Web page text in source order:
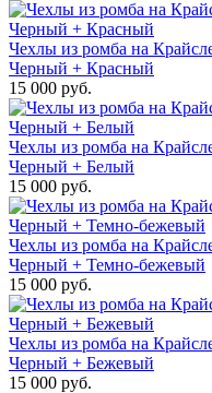
Чехлы из ромба на
Черный + Красный
15 000 руб.
Чехлы из ромба на
Черный + Белый
15 000 руб.
Чехлы из ромба на
Черный + Темно-бежевый
15 000 руб.
Чехлы из ромба на
Черный + Бежевый
15 000 руб.